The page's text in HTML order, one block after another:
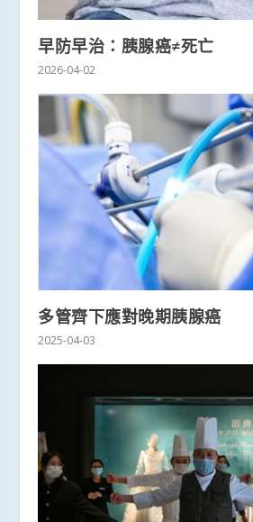
早防早治：胰腺癌≠死亡
2026-04-02
多管齊下應對晚期胰腺癌
2025-04-03